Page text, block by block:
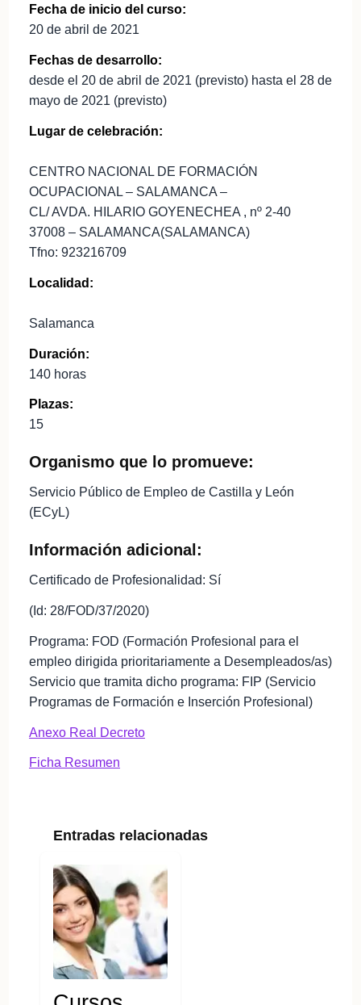
Fecha de inicio del curso:
20 de abril de 2021
Fechas de desarrollo:
desde el 20 de abril de 2021 (previsto) hasta el 28 de
mayo de 2021 (previsto)
Lugar de celebración:
CENTRO NACIONAL DE FORMACIÓN
OCUPACIONAL – SALAMANCA –
CL/ AVDA. HILARIO GOYENECHEA , nº 2-40
37008 – SALAMANCA(SALAMANCA)
Tfno: 923216709
Localidad:
Salamanca
Duración:
140 horas
Plazas:
15
Organismo que lo promueve:
Servicio Público de Empleo de Castilla y León
(ECyL)
Información adicional:
Certificado de Profesionalidad: Sí
(Id: 28/FOD/37/2020)
Programa: FOD (Formación Profesional para el
empleo dirigida prioritariamente a Desempleados/as)
Servicio que tramita dicho programa: FIP (Servicio
Programas de Formación e Inserción Profesional)
Anexo Real Decreto
Ficha Resumen
Entradas relacionadas